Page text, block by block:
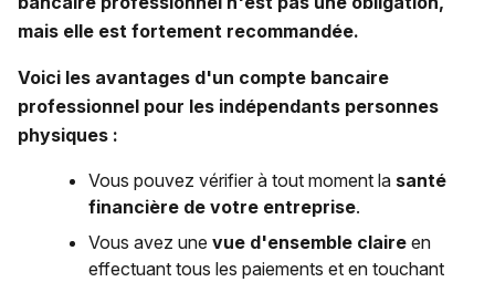
mais elle est fortement recommandée.
Voici les avantages d'un compte bancaire
professionnel pour les indépendants personnes
physiques :
Vous pouvez vérifier à tout moment la santé
financière de votre entreprise.
Vous avez une vue d'ensemble claire en
effectuant tous les paiements et en touchant